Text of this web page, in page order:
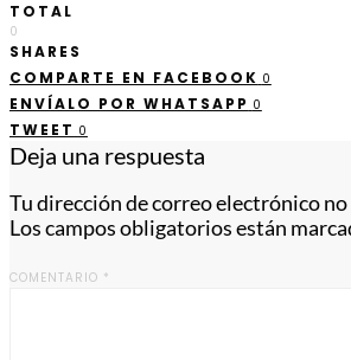
TOTAL
0
SHARES
COMPARTE EN FACEBOOK 0
ENVÍALO POR WHATSAPP 0
TWEET 0
Deja una respuesta
Tu dirección de correo electrónico
Los campos obligatorios están
COMENTARIO *